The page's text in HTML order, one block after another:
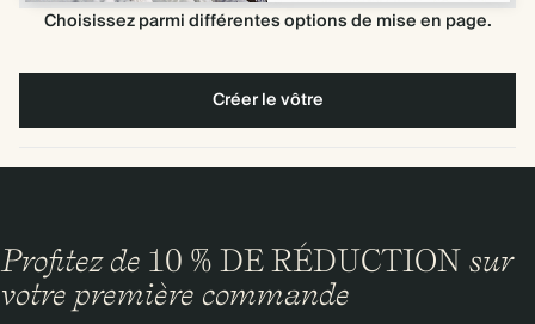
Choisissez parmi différentes options de mise en page.
Créer le vôtre
Profitez de 10 % DE RÉDUCTION sur
votre première commande